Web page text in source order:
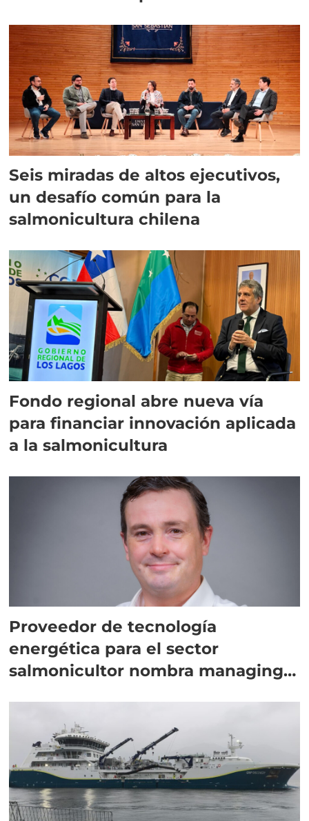
Seis miradas de altos ejecutivos,
un desafío común para la
salmonicultura chilena
Fondo regional abre nueva vía
para financiar innovación aplicada
a la salmonicultura
Proveedor de tecnología
energética para el sector
salmonicultor nombra managing